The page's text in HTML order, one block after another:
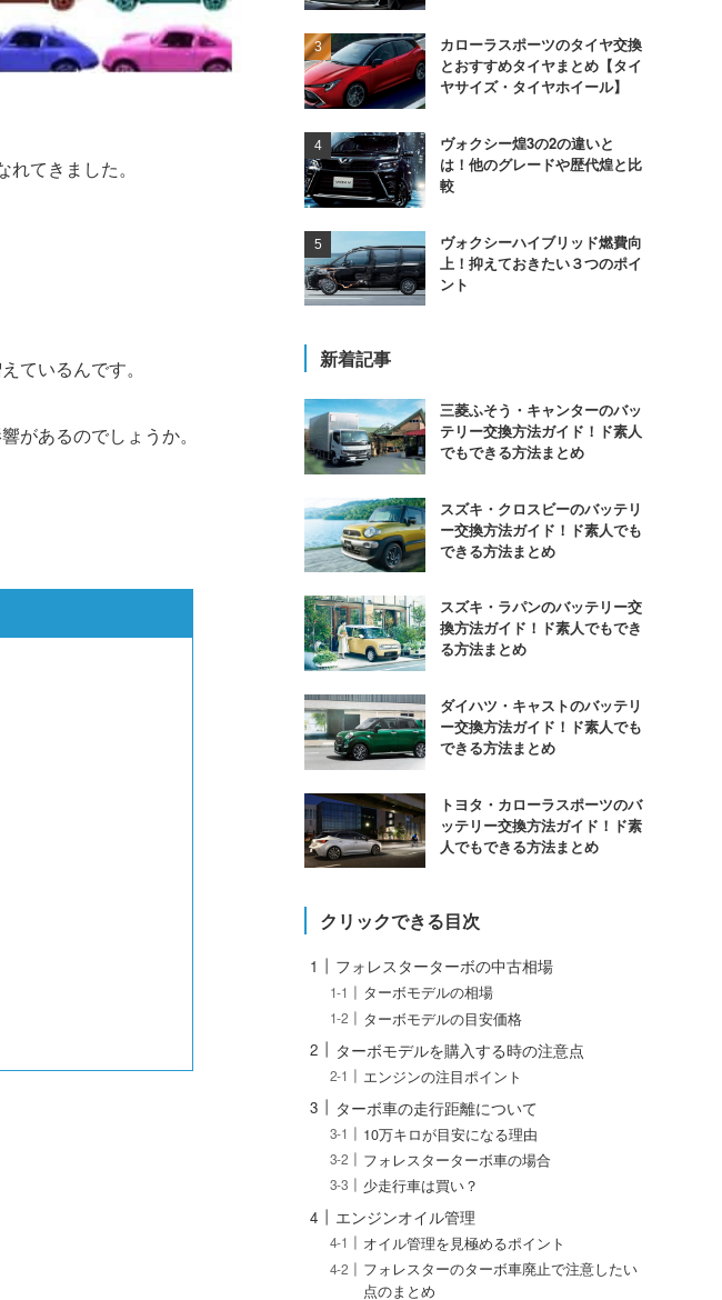
てきました。
ているんです。
があるのでしょうか。
カローラスポーツのタイヤ交換
とおすすめタイヤまとめ【タイ
ヤサイズ・タイヤホイール】
ヴォクシー煌3の2の違いと
は！他のグレードや歴代煌と比
較
ヴォクシーハイブリッド燃費向
上！抑えておきたい３つのポイ
ント
新着記事
三菱ふそう・キャンターのバッ
テリー交換方法ガイド！ド素人
でもできる方法まとめ
スズキ・クロスビーのバッテリ
ー交換方法ガイド！ド素人でも
できる方法まとめ
スズキ・ラパンのバッテリー交
換方法ガイド！ド素人でもでき
る方法まとめ
ダイハツ・キャストのバッテリ
ー交換方法ガイド！ド素人でも
できる方法まとめ
トヨタ・カローラスポーツのバ
ッテリー交換方法ガイド！ド素
人でもできる方法まとめ
クリックできる目次
フォレスターターボの中古相場
ターボモデルの相場
ターボモデルの目安価格
ターボモデルを購入する時の注意点
エンジンの注目ポイント
ターボ車の走行距離について
10万キロが目安になる理由
フォレスターターボ車の場合
少走行車は買い？
エンジンオイル管理
オイル管理を見極めるポイント
フォレスターのターボ車廃止で注意したい
点のまとめ